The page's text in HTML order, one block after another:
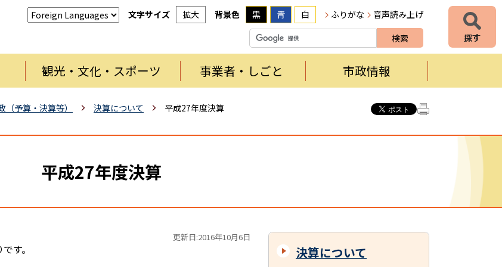
文字サイズ 拡大 背景色 黒 青 白 ふりがな 音声読み上げ
観光・文化・スポーツ 事業者・しごと 市政情報
（予算・決算等） 決算について 平成27年度決算
平成27年度決算
更新日:2016年10月6日
す。
決算について